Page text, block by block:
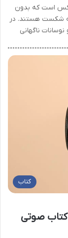
است که بدون
شکست هستند. در
ناگهانی
کتاب
صوتی